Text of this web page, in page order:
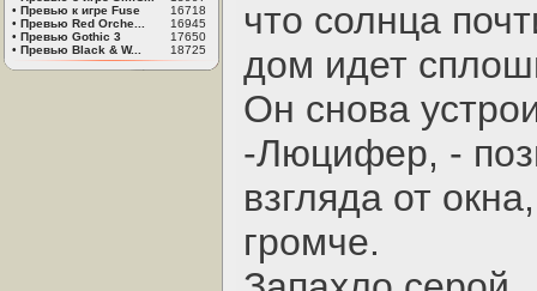
• Превью к игре Fuse
16718
• Превью Red Orche...
16945
• Превью Gothic 3
17650
• Превью Black & W... 18725
что солнца
дом идет
Он снова
-Люцифер, -
взгляда от
громче.